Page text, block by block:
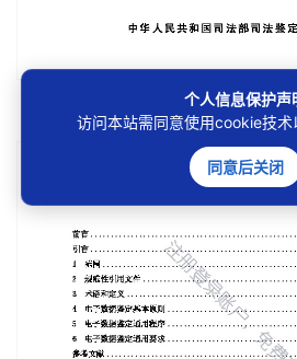
个人信息保护声
访问本站需同意使用cookie技术
同意后关闭